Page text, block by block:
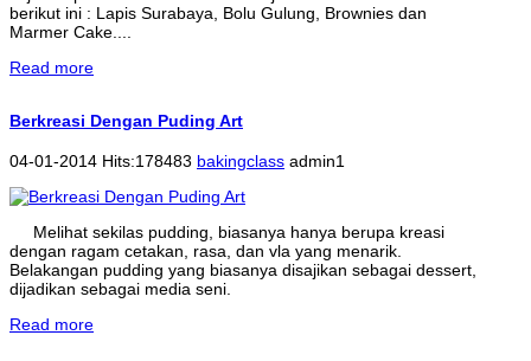
berikut ini : Lapis Surabaya, Bolu Gulung, Brownies dan
Marmer Cake....
Read more
Berkreasi Dengan Puding Art
04-01-2014 Hits:178483 bakingclass admin1
Melihat sekilas pudding, biasanya hanya berupa kreasi
dengan ragam cetakan, rasa, dan vla yang menarik.
Belakangan pudding yang biasanya disajikan sebagai dessert,
dijadikan sebagai media seni.
Read more